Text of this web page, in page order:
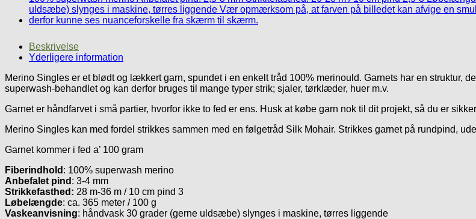
Beskrivelse
Yderligere information
Merino Singles er et blødt og lækkert garn, spundet i en enkelt tråd 100% merinould. Garnets har en struktur,
superwash-behandlet og kan derfor bruges til mange typer strik; sjaler, tørklæder, huer m.v.
Garnet er håndfarvet i små partier, hvorfor ikke to fed er ens. Husk at købe garn nok til dit projekt, så du er
Merino Singles kan med fordel strikkes sammen med en følgetråd Silk Mohair. Strikkes garnet på rundpind,
Garnet kommer i fed a’ 100 gram
Fiberindhold : 100% superwash merino
Anbefalet pind : 3-4 mm
Strikkefasthed: 28 m-36 m / 10 cm pind 3
Løbelængde: ca. 365 meter / 100 g
Vaskeanvisning: håndvask 30 grader (gerne uldsæbe) slynges i maskine, tørres liggende